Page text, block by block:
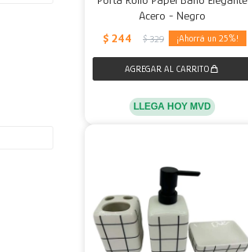
Acero - Negro
$ 244 $ 329 25
LLEGA HOY MVD